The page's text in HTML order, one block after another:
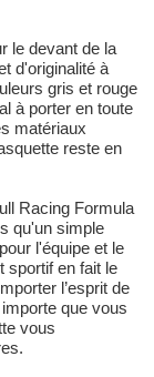
le devant de la
d'originalité à
gris et rouge
à porter en toute
matériaux
reste en
Racing Formula
qu'un simple
l'équipe et le
sportif en fait le
l’esprit de
que vous
vous